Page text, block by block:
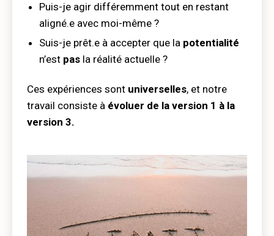
Puis-je agir différemment tout en restant
aligné.e avec moi-même ?
Suis-je prêt.e à accepter que la potentialité
n’est pas la réalité actuelle ?
Ces expériences sont universelles, et notre
travail consiste à évoluer de la version 1 à la
version 3.